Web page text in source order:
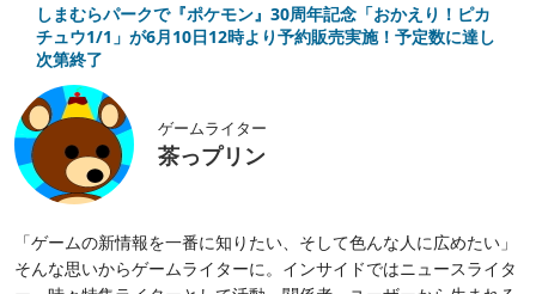
しまむらパークで『ポケモン』30周年記念「おかえり！ピカ
チュウ1/1」が6月10日12時より予約販売実施！予定数に達し
次第終了
ゲームライター
茶っプリン
「ゲームの新情報を一番に知りたい、そして色んな人に広めたい」
そんな思いからゲームライターに。インサイドではニュースライタ